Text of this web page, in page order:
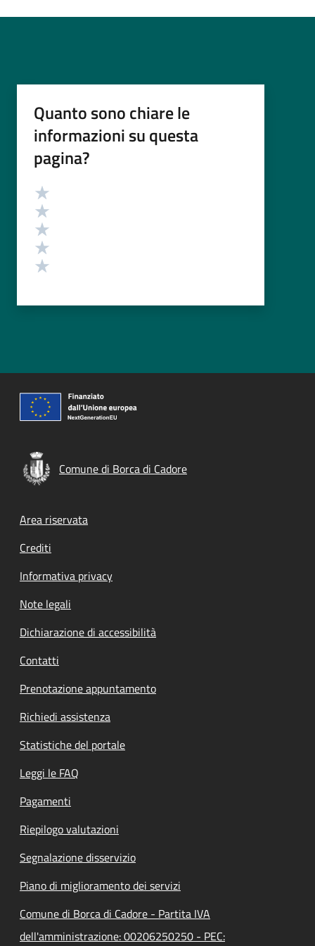
Quanto sono chiare le
informazioni su questa
pagina?
Valutazione
Comune di Borca di Cadore
Footer menu
Area riservata
Crediti
Informativa privacy
Note legali
Dichiarazione di accessibilità
Contatti
Prenotazione appuntamento
Richiedi assistenza
Statistiche del portale
Leggi le FAQ
Pagamenti
Riepilogo valutazioni
Segnalazione disservizio
Piano di miglioramento dei servizi
Comune di Borca di Cadore - Partita IVA
dell'amministrazione: 00206250250 - PEC: